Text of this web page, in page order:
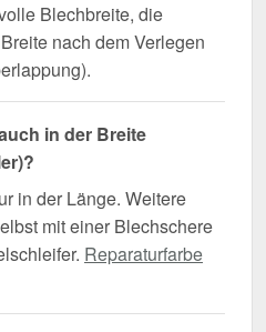
Blechbreite, die
nach dem Verlegen
in der Breite
in der Länge. Weitere
mit einer Blechschere
Reparaturfarbe